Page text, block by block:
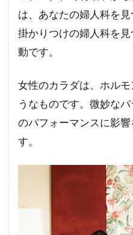
は、あなたの婦人科を見
掛かりつけの婦人科を
動です。
女性のカラダは、ホル
うなものです。微妙な
のパフォーマンスに影
す。
聖マリアビルクリニック
秋山レディースクリニ
石川てる代ウィメンズク
池ノ上産婦人科
産科婦人科舘出張佐藤病
浅川産婦人科
内出
仕事とライフプラン
かとうのりこレディー